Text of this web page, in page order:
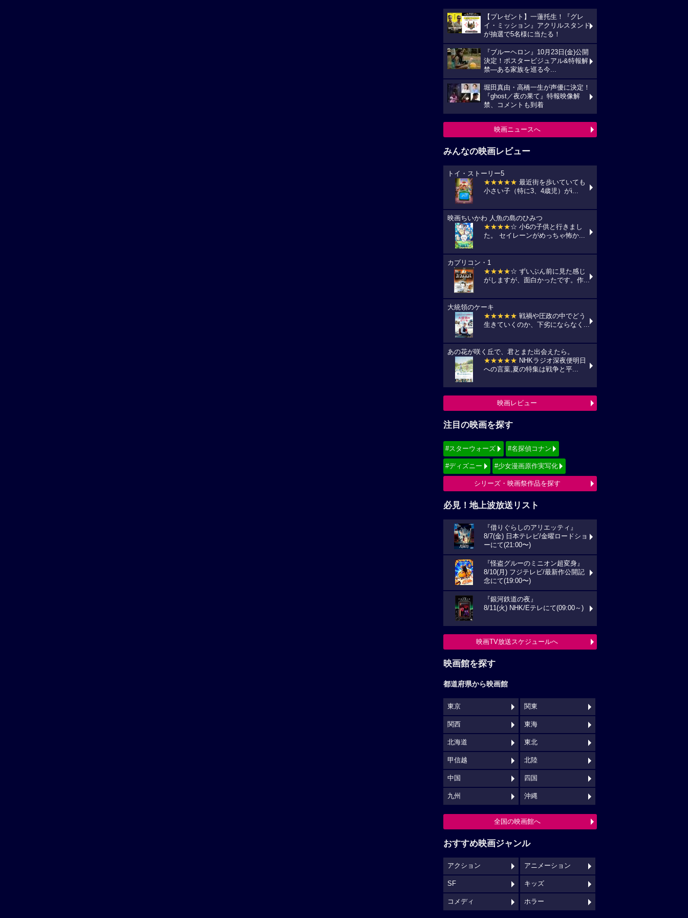
【プレゼント】一蓮托生！『グレ
イ・ミッション』アクリルスタンド
が抽選で5名様に当たる！
『ブルーヘロン』10月23日(金)公開
決定！ポスタービジュアル&特報解
禁―ある家族を巡る今...
堀田真由・高橋一生が声優に決定！
『ghost／夜の果て』特報映像解
禁、コメントも到着
映画ニュースへ
みんなの映画レビュー
トイ・ストーリー5
★★★★★ 最近街を歩いていても
小さい子（特に3、4歳児）がi...
映画ちいかわ 人魚の島のひみつ
★★★★☆ 小6の子供と行きまし
た。 セイレーンがめっちゃ怖か...
カプリコン・1
★★★★☆ ずいぶん前に見た感じ
がしますが、面白かったです。作...
大統領のケーキ
★★★★★ 戦禍や圧政の中でどう
生きていくのか、下劣にならなく...
あの花が咲く丘で、君とまた出会えたら。
★★★★★ NHKラジオ深夜便明日
への言葉,夏の特集は戦争と平...
映画レビュー
注目の映画を探す
#スターウォーズ #名探偵コナン
#ディズニー #少女漫画原作実写化
シリーズ・映画祭作品を探す
必見！地上波放送リスト
『借りぐらしのアリエッティ』
8/7(金) 日本テレビ/金曜ロードショ
ーにて(21:00〜)
『怪盗グルーのミニオン超変身』
8/10(月) フジテレビ/最新作公開記
念にて(19:00〜)
『銀河鉄道の夜』
8/11(火) NHK/Eテレにて(09:00～)
映画TV放送スケジュールへ
映画館を探す
都道府県から映画館
東京 関東
関西 東海
北海道 東北
甲信越 北陸
中国 四国
九州 沖縄
全国の映画館へ
おすすめ映画ジャンル
アクション アニメーション
SF キッズ
コメディ ホラー